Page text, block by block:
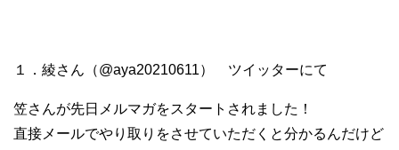
１．綾さん（@aya20210611） ツイッターにて
笠さんが先日メルマガをスタートされました！
直接メールでやり取りをさせていただくと分かるんだけど